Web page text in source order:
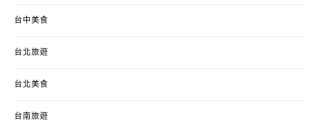
台中美食
台北旅遊
台北美食
台南旅遊